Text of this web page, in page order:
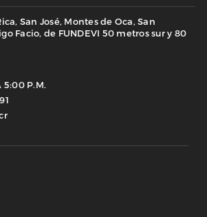
San José, Montes de Oca, San
Facio, de FUNDEVI 50 metros sur y 80
5:00 P.M.